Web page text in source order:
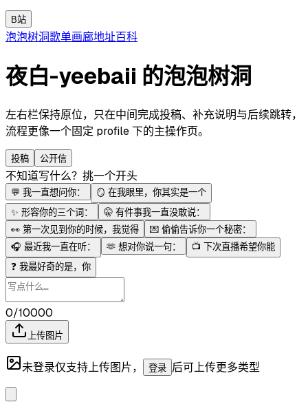
B站
泡泡树洞歌单画廊地址百科
夜白-yeebaii 的泡泡树洞
左右栏保持原位，只在中间完成投稿、补充说明与后续跳转，
流程更像一个固定 profile 下的主操作页。
投稿 公开信
不知道写什么？挑一个开头
💬 我一直想问你： 🪞 在我眼里，你其实是一个
✨ 形容你的三个词： 🤫 有件事我一直没敢说：
👀 第一次见到你的时候，我觉得 💌 偷偷告诉你一个秘密：
🎧 最近我一直在听： 🫶 想对你说一句： 📺 下次直播希望你能
❓ 我最好奇的是，你
0/10000
上传图片
未登录仅支持上传图片， 登录 后可上传更多类型